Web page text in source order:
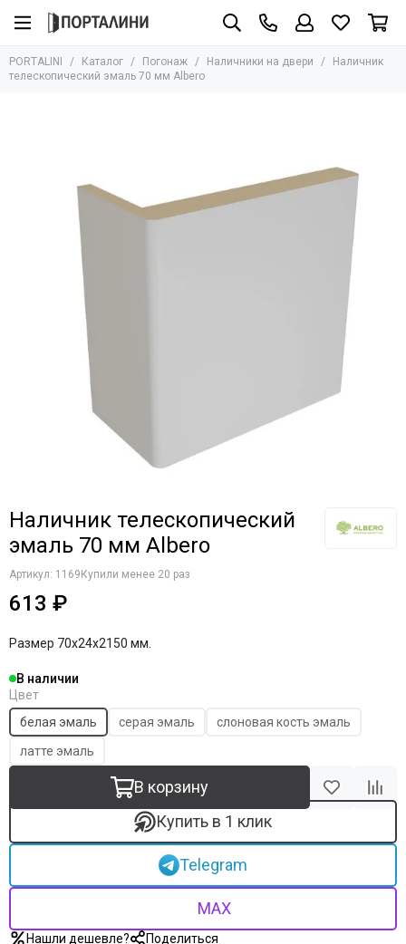
Погонаж
Все товары
Влагостойкий
Глянцевый
Ламинатин
PORTALINI Каталог Погонаж Наличники на двери
Наличник
телескопический эмаль 70 мм Albero
Наличник телескопический
эмаль 70 мм Albero
Артикул: 1169 Купили менее 20 раз
613 ₽
Размер 70х24х2150 мм.
В наличии
Цвет
белая эмаль
серая эмаль
слоновая кость эмаль
латте эмаль
В корзину
Купить в 1 клик
Telegram
MAX
Нашли дешевле? Поделиться